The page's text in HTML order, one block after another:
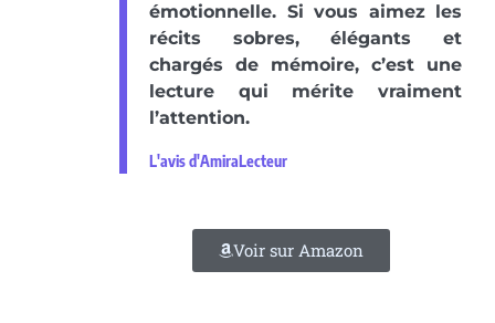
émotionnelle. Si vous aimez les
récits sobres, élégants et
chargés de mémoire, c’est une
lecture qui mérite vraiment
l’attention.
L'avis d'AmiraLecteur
Voir sur Amazon